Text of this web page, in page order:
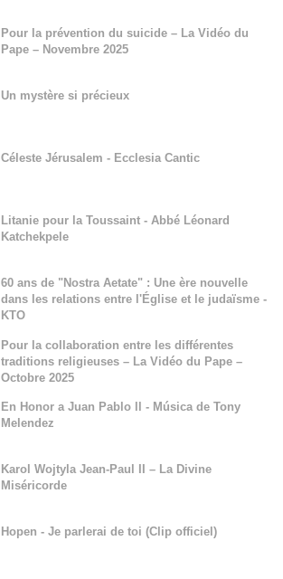
Pour la prévention du suicide – La Vidéo du
Pape – Novembre 2025
Un mystère si précieux
Céleste Jérusalem - Ecclesia Cantic
Litanie pour la Toussaint - Abbé Léonard
Katchekpele
60 ans de "Nostra Aetate" : Une ère nouvelle
dans les relations entre l'Église et le judaïsme -
KTO
Pour la collaboration entre les différentes
traditions religieuses – La Vidéo du Pape –
Octobre 2025
En Honor a Juan Pablo ll - Música de Tony
Melendez
Karol Wojtyla Jean-Paul II – La Divine
Miséricorde
Hopen - Je parlerai de toi (Clip officiel)